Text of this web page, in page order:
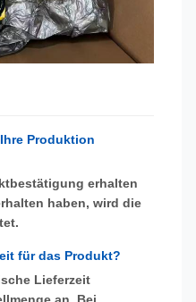
Produktion
erhalten
haben, wird die
für das Produkt?
Lieferzeit